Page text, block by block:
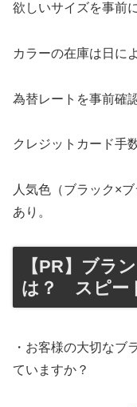
欲しいサイズを事前
カラーの在庫は日に
為替レートを事前確
クレジットカード手
人気色（ブラック×
あり。
【PR】ブラ
は？ スピー
・お客様の大切なブ
ていますか？